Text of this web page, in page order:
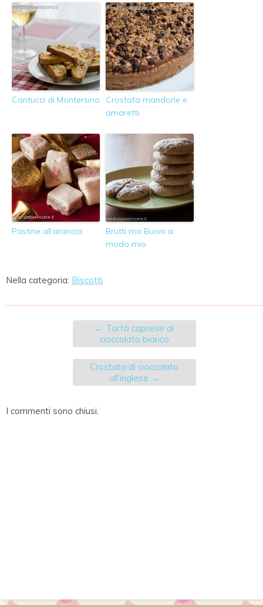
Cantucci di Montersino
Crostata mandorle e
amaretti
Pastine all’arancia
Brutti ma Buoni a
modo mio
Nella categoria: Biscotti
← Torta caprese al
cioccolato bianco
Crostata di cioccolato
all’inglese →
I commenti sono chiusi.